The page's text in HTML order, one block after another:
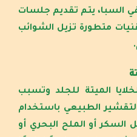
السبا، يتم تقديم جلسات
متطورة تزيل الشوائب
الميتة للجلد وتسبب
الطبيعي باستخدام
أو الملح البحري أو